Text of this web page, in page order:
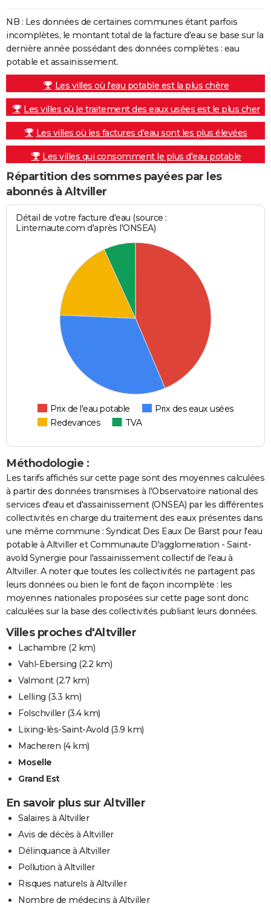
NB : Les données de certaines communes étant parfois
incomplètes, le montant total de la facture d'eau se base sur la
dernière année possédant des données complètes : eau
potable et assainissement.
Les villes où l'eau potable est la plus chère
Les villes où le traitement des eaux usées est le plus cher
Les villes où les factures d'eau sont les plus élevées
Les villes qui consomment le plus d'eau potable
Répartition des sommes payées par les
abonnés à Altviller
Détail de votre facture d'eau (source :
Linternaute.com d'après l'ONSEA)
Prix de l'eau potable
Prix des eaux usées
Redevances
TVA
Méthodologie :
Les tarifs affichés sur cette page sont des moyennes calculées
à partir des données transmises à l'Observatoire national des
services d'eau et d'assainissement (ONSEA) par les différentes
collectivités en charge du traitement des eaux présentes dans
une même commune : Syndicat Des Eaux De Barst pour l'eau
potable à Altviller et Communaute D'agglomeration - Saint-
avold Synergie pour l'assainissement collectif de l'eau à
Altviller. A noter que toutes les collectivités ne partagent pas
leurs données ou bien le font de façon incomplète : les
moyennes nationales proposées sur cette page sont donc
calculées sur la base des collectivités publiant leurs données.
Villes proches d'Altviller
Lachambre (2 km)
Vahl-Ebersing (2.2 km)
Valmont(2.7 km)
Lelling (3.3 km)
Folschviller(3.4 km)
Lixing-lès-Saint-Avold (3.9 km)
Macheren (4 km)
Moselle
Grand Est
En savoir plus sur Altviller
Salaires à Altviller
Avis de décès à Altviller
Délinquance à Altviller
Pollution à Altviller
Risques naturels à Altviller
Nombre de médecins à Altviller